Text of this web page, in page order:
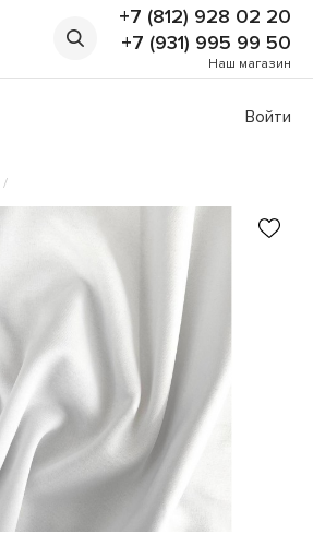
+7 (812) 928 02 20
+7 (931) 995 99 50
Наш магазин
Войти